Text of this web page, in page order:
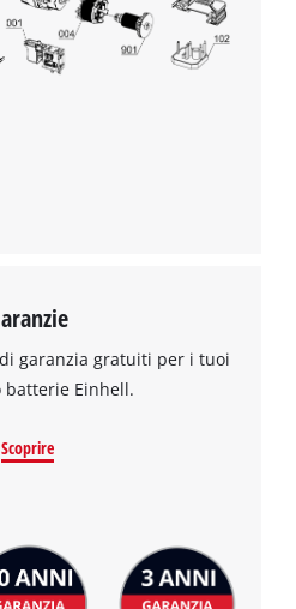
garanzia gratuiti per i tuoi
batterie Einhell.
Scoprire